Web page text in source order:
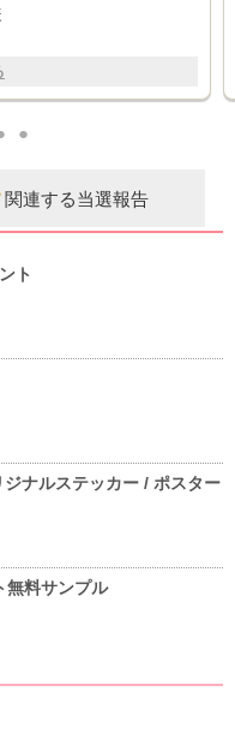
●
関連する当選報告
ト
ナルステッカー / ポスター
無料サンプル